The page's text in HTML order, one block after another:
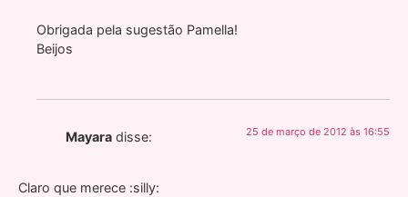
Obrigada pela sugestão Pamella!
Beijos
Mayara disse: 25 de março de 2012 às 16:55
Claro que merece :silly: